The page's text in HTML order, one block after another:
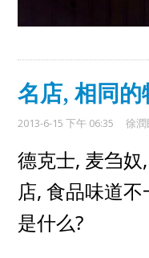
名店, 相同的
2013-6-15 下午 06:35 徐潤
德克士, 麦刍奴
店,食品味道
是什么?